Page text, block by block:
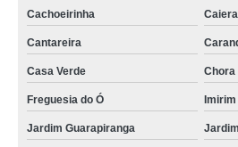
chocotone trufado Raposo Tavares
chocotone trufado chocolate Campo Belo
preço de panetone trufado gourmet Artur
Cachoeirinha
Cantareira
Casa Verde Chora
Freguesia do Ó Imirim
Jardim Guarapiranga